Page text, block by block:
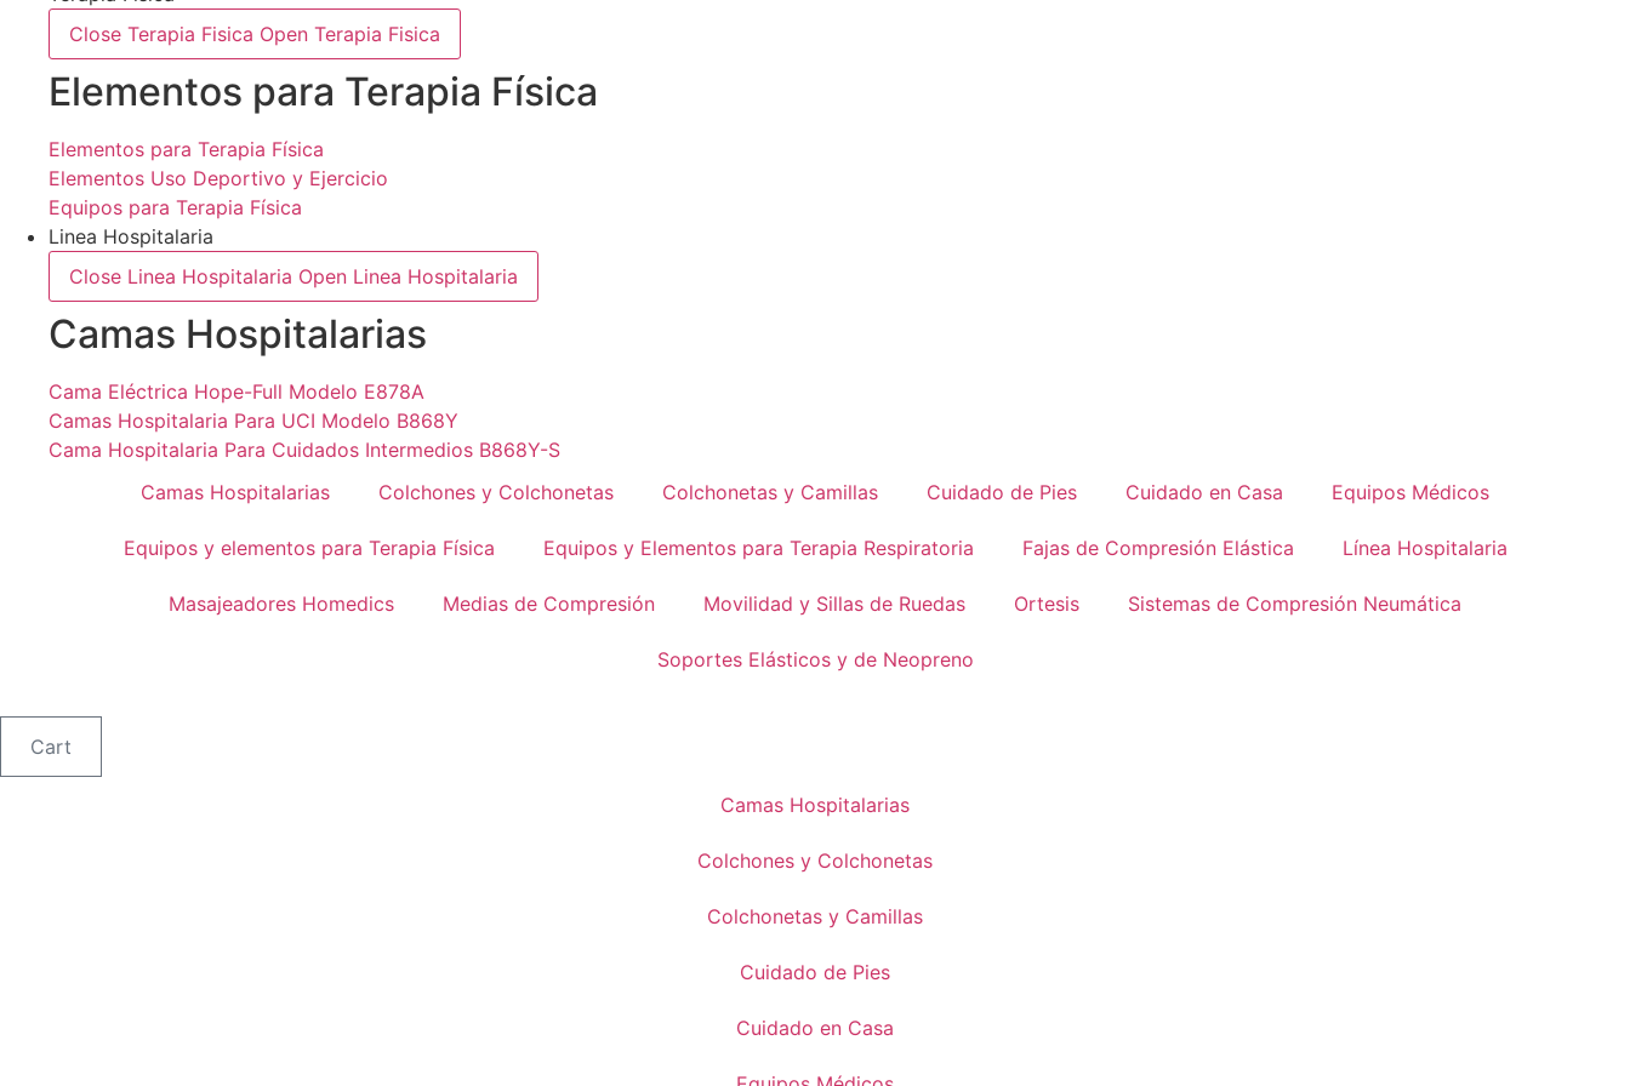
Close Terapia Fisica Open Terapia Fisica
Elementos para Terapia Física
Elementos para Terapia Física
Elementos Uso Deportivo y Ejercicio
Equipos para Terapia Física
Linea Hospitalaria
Close Linea Hospitalaria Open Linea Hospitalaria
Camas Hospitalarias
Cama Eléctrica Hope-Full Modelo E878A
Camas Hospitalaria Para UCI Modelo B868Y
Cama Hospitalaria Para Cuidados Intermedios B868Y-S
Camas Hospitalarias
Colchones y Colchonetas Colchonetas y Camillas Cuidado de Pies Cuidado en Casa Equipos Médicos
Equipos y elementos para Terapia Física Equipos y Elementos para Terapia Respiratoria Fajas de Compresión Elástica Línea Hospitalaria
Masajeadores Homedics Medias de Compresión Movilidad y Sillas de Ruedas Ortesis Sistemas de Compresión Neumática
Soportes Elásticos y de Neopreno
Cart
Camas Hospitalarias
Colchones y Colchonetas
Colchonetas y Camillas
Cuidado de Pies
Cuidado en Casa